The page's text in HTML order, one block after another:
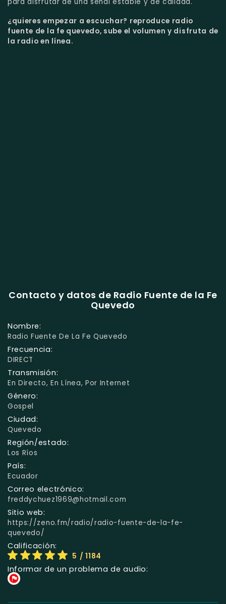
para disfrutar de una señal estable y de calidad.
¿quieres empezar a escuchar? reproduce radio
fuente de la fe quevedo, sube el volumen y disfruta de
la radio en línea.
Contacto y datos de Radio Fuente de la Fe
Quevedo
Nombre:
Radio Fuente De La Fe Quevedo
Frecuencia:
DIRECT
Transmisión:
En Directo, En Línea, Por Internet
Género:
Gospel
Ciudad:
Quevedo
Región/estado:
Los Ríos
País:
Ecuador
Correo electrónico:
freddychuez1969@hotmail.com
Sitio web:
https://zeno.fm/radio/radio-fuente-de-la-fe-
quevedo/
Calificación:
5 / 1184
Informar de un problema de audio: